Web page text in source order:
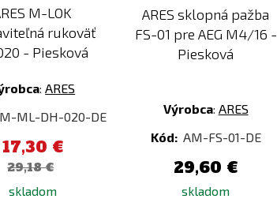
M-LOK
rukoväť
- Piesková
:ARES
ML-DH-020-DE
17,30 €
29,18 €
skladom
ARES sklopná pažba
FS-01 pre AEG M4/16 -
Piesková
Výrobca: ARES
Kód: AM-FS-01-DE
29,60 €
skladom